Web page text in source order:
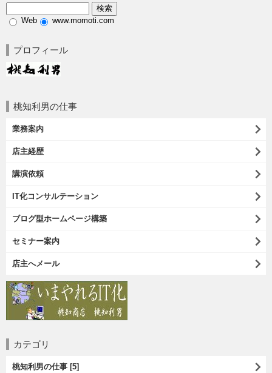
Web www.momoti.com
プロフィール
桃知利男の仕事
業務案内
店主経歴
講演依頼
IT化コンサルテーション
ブログ型ホームページ構築
セミナー案内
店主へメール
カテゴリ
桃知利男の仕事 [5]